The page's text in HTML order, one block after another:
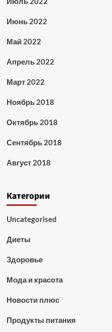
Июнь 2022
Май 2022
Апрель 2022
Март 2022
Ноябрь 2018
Октябрь 2018
Сентябрь 2018
Август 2018
Категории
Uncategorised
Диеты
Здоровье
Мода и красота
Новости плюс
Продукты питания